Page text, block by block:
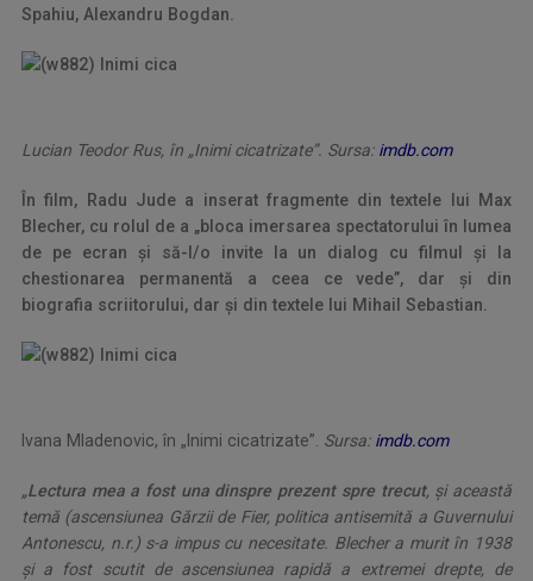
Spahiu, Alexandru Bogdan.
Lucian Teodor Rus, în „Inimi cicatrizate”. Sursa: imdb.com
În film, Radu Jude a inserat fragmente din textele lui Max
Blecher, cu rolul de a „bloca imersarea spectatorului în lumea
de pe ecran și să-l/o invite la un dialog cu filmul și la
chestionarea permanentă a ceea ce vede”, dar și din
biografia scriitorului, dar și din textele lui Mihail Sebastian.
Ivana Mladenovic, în „Inimi cicatrizate”. Sursa: imdb.com
„Lectura mea a fost una din­spre prezent spre trecut, și această
temă (ascensiunea Gărzii de Fier, politica antisemită a Guvernului
Antonescu, n.r.) s-a impus cu necesitate. Blecher a murit în 1938
și a fost scutit de ascensiunea rapidă a extremei drepte, de